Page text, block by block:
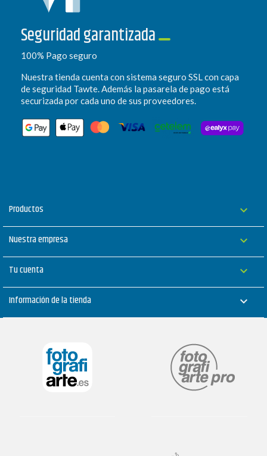
Seguridad garantizada
100% Pago seguro
Nuestra tienda cuenta con sistema seguro SSL con capa
de seguridad Tawte. Además la pasarela de pago está
securizada por cada uno de sus proveedores.
Productos 
Nuestra empresa 
Tu cuenta 
Información de la tienda keyboard_arrow_down